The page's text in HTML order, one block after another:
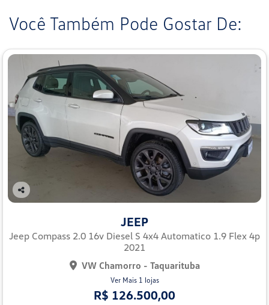
Você Também Pode Gostar De:
Co
lhe
JEEP
Jeep Compass 2.0 16v Diesel S 4x4 Automatico 1.9 Flex 4p
2021
VW Chamorro - Taquarituba
Ver Mais 1 lojas
R$ 126.500,00